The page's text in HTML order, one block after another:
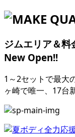
ジムエリア＆
New Open!!
1～2セットで最大
ヶ崎で唯一、17台